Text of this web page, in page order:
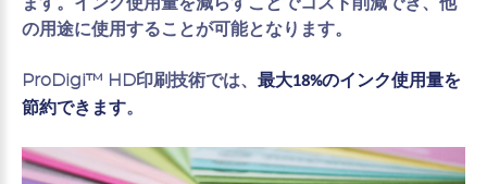
の用途に使用することが可能となります。
ProDigi™ HD印刷技術では、 最大18%のインク使用量を
節約できます。